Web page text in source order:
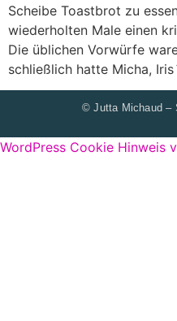
Scheibe Toastbrot zu
wiederholten Male einen
Die üblichen Vorwürfe
schließlich hatte Micha,
© Jutta Michaud –
WordPress Cookie Hinweis